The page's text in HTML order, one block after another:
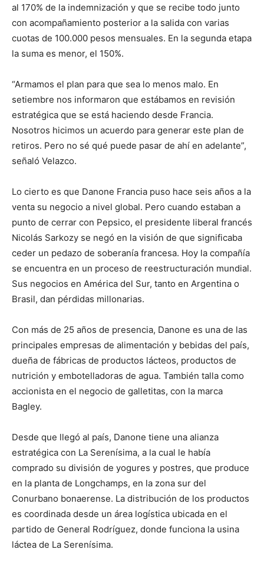
al 170% de la indemnización y que se recibe todo junto
con acompañamiento posterior a la salida con varias
cuotas de 100.000 pesos mensuales. En la segunda etapa
la suma es menor, el 150%.
“Armamos el plan para que sea lo menos malo. En
setiembre nos informaron que estábamos en revisión
estratégica que se está haciendo desde Francia.
Nosotros hicimos un acuerdo para generar este plan de
retiros. Pero no sé qué puede pasar de ahí en adelante”,
señaló Velazco.
Lo cierto es que Danone Francia puso hace seis años a la
venta su negocio a nivel global. Pero cuando estaban a
punto de cerrar con Pepsico, el presidente liberal francés
Nicolás Sarkozy se negó en la visión de que significaba
ceder un pedazo de soberanía francesa. Hoy la compañía
se encuentra en un proceso de reestructuración mundial.
Sus negocios en América del Sur, tanto en Argentina o
Brasil, dan pérdidas millonarias.
Con más de 25 años de presencia, Danone es una de las
principales empresas de alimentación y bebidas del país,
dueña de fábricas de productos lácteos, productos de
nutrición y embotelladoras de agua. También talla como
accionista en el negocio de galletitas, con la marca
Bagley.
Desde que llegó al país, Danone tiene una alianza
estratégica con La Serenísima, a la cual le había
comprado su división de yogures y postres, que produce
en la planta de Longchamps, en la zona sur del
Conurbano bonaerense. La distribución de los productos
es coordinada desde un área logística ubicada en el
partido de General Rodríguez, donde funciona la usina
láctea de La Serenísima.